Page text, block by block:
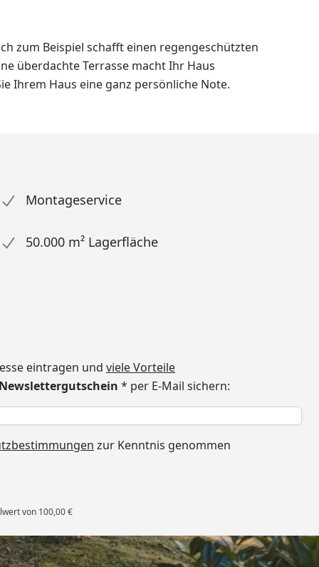
zum Beispiel schafft einen regengeschützten
überdachte Terrasse macht Ihr Haus
Ihrem Haus eine ganz persönliche Note.
Montageservice
50.000 m² Lagerfläche
eintragen und viele Vorteile
* per E-Mail sichern:
zur Kenntnis genommen
von 100,00 €